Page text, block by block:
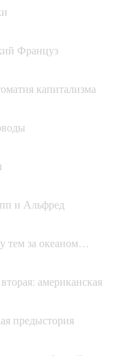
Француз
капитализма
и Альфред
тем за океаном…
американская
предыстория